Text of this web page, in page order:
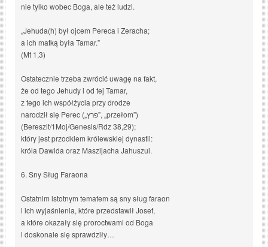
nie tylko wobec Boga, ale też ludzi.
„Jehuda(h) był ojcem Pereca i Zeracha;
a ich matką była Tamar.”
(Mt 1,3)
Ostatecznie trzeba zwrócić uwagę na fakt,
że od tego Jehudy i od tej Tamar,
z tego ich współżycia przy drodze
narodził się Perec („פרץ”, „przełom”)
(Bereszit/1Moj/Genesis/Rdz 38,29);
który jest przodkiem królewskiej dynastii:
króla Dawida oraz Maszijacha Jahuszui.
6. Sny Sług Faraona
Ostatnim istotnym tematem są sny sług faraon
i ich wyjaśnienia, które przedstawił Josef,
a które okazały się proroctwami od Boga
i doskonale się sprawdziły…